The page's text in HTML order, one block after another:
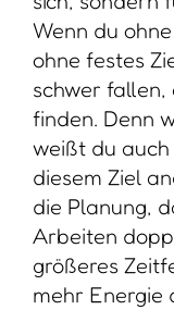
Wenn du
ohne festes
schwer
finden. Denn
weißt du
diesem Ziel
die Planung,
Arbeiten
größeres
mehr Energie